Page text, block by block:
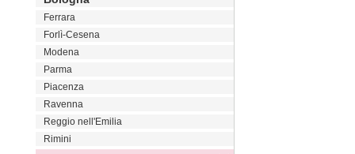
Ferrara
Forlì-Cesena
Modena
Parma
Piacenza
Ravenna
Reggio nell'Emilia
Rimini